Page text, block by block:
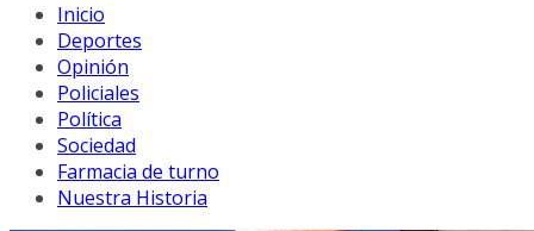
Inicio
Deportes
Opinión
Policiales
Política
Sociedad
Farmacia de turno
Nuestra Historia